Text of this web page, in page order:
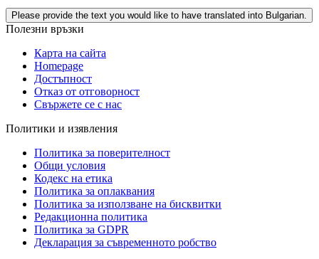
Please provide the text you would like to have translated into Bulgarian.
Полезни връзки
Карта на сайта
Homepage
Достъпност
Отказ от отговорност
Свържете се с нас
Политики и изявления
Политика за поверителност
Общи условия
Кодекс на етика
Политика за оплаквания
Политика за използване на бисквитки
Редакционна политика
Политика за GDPR
Декларация за съвременното робство